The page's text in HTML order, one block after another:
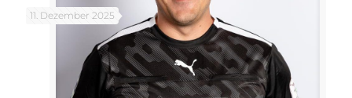
11. Dezember 2025